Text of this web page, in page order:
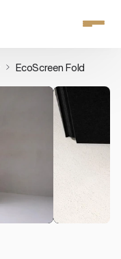
EcoScreen Fold